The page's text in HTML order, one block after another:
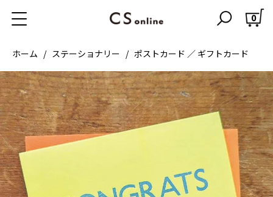
0
ホーム ステーショナリー ポストカード ／ ギフトカード